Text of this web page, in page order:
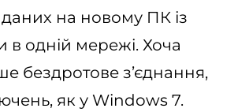
даних на новому ПК із
в одній мережі. Хоча
бездротове з’єднання,
як у Windows 7.